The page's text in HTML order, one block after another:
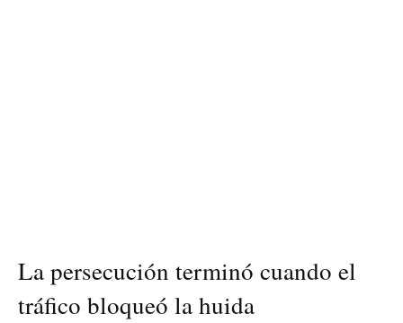
La persecución terminó cuando el
tráfico bloqueó la huida